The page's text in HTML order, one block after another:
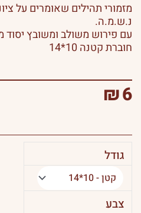
מזמורי תהילים שאומרים על
נ.ש.מ.ה.
עם פירוש משולב ומשובץ יסוד
חוברת קטנה 10*14
₪6
גודל
צבע
כמות
נשמת
אדם